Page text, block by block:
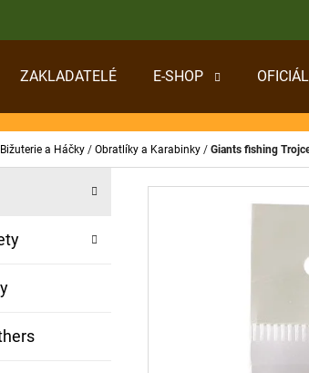
ZAKLADATELÉ E-SHOP
Bižuterie a Háčky / Obratlíky a Karabinky / Giants fishing
CO